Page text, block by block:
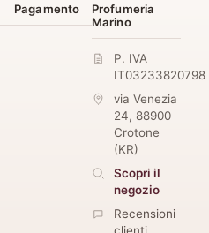
Pagamento
Profumeria
Marino
P. IVA
IT03233820798
via Venezia
24, 88900
Crotone
(KR)
Scopri il
negozio
Recensioni